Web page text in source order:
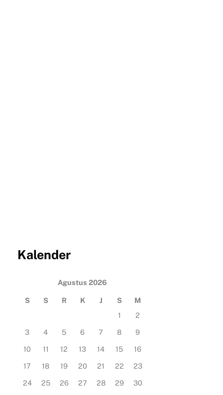
Kalender
Agustus 2026
S S R K J S
M
1
2
3
4 5 6 7 8
9
10
11 12 13 14 15
16
17
18 19 20 21 22
23
24
25 26 27 28 29
30